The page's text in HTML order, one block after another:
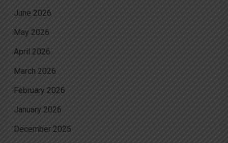
June 2026
May 2026
April 2026
March 2026
February 2026
January 2026
December 2025